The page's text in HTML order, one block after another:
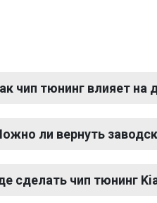
чип тюнинг влияет на
ли вернуть
сделать чип тюнинг